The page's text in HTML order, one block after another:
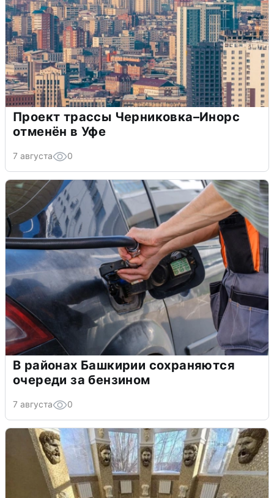
Проект трассы Черниковка–Инорс
отменён в Уфе
7 августа 0
В районах Башкирии сохраняются
очереди за бензином
7 августа 0